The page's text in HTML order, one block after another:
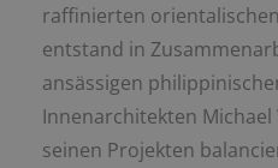
raffinierten
entstand in
ansässigen
Innenarchitekten Michael
seinen Projekten